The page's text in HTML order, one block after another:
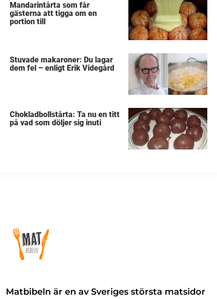
Mandarintårta som får
gästerna att tigga om en
portion till
Stuvade makaroner: Du lagar
dem fel – enligt Erik Videgård
Chokladbollstårta: Ta nu en titt
på vad som döljer sig inuti
Matbibeln är en av Sveriges största matsidor